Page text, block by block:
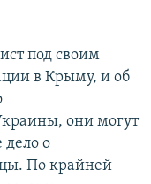
под своим
в Крыму, и об
они могут
дело о
По крайней